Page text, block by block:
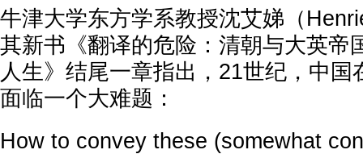
牛津大学东方学系教授沈艾娣（
其新书《翻译的危险：清朝与大英帝
人生》结尾一章指出，21世纪，中国
面临一个大难题：
How to convey these (somewhat